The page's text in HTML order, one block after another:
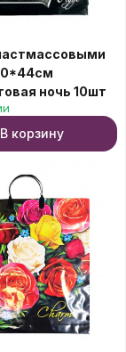
ночь 10шт
В корзину